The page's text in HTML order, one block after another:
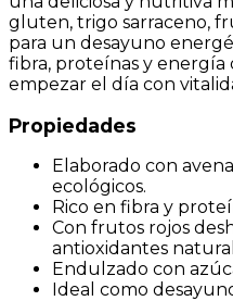
gluten, trigo sarraceno,
para un desayuno
fibra, proteínas y energía
empezar el día con
Propiedades
Elaborado con
ecológicos.
Rico en fibra y
Con frutos rojos
antioxidantes
Endulzado con
Ideal como